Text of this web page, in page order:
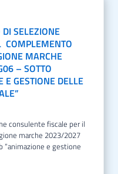
SELEZIONE
COMPLEMENTO
MARCHE
– SOTTO
GESTIONE DELLE
marche 2023/2027
e gestione